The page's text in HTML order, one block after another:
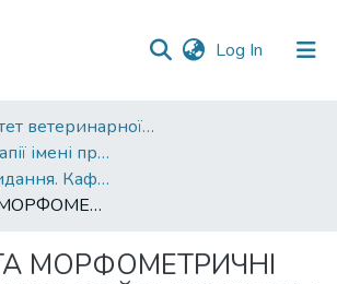
Log In (current)
Факультет ветеринарної медицини
Кафедра терапії імені професора П. І. Локеса
Друковані видання. Кафедра терапії імені професора П. І. Локеса
КЛІНІЧНІ ТА МОРФОМЕТРИЧНІ ПОКАЗНИКИ У СВІЙСЬКИХ КОТА І СОБАКИ ЗА НАЯВНОСТІ ОЖИРІННЯ, ЩО ЗУМОВЛЕНО ЦУКРОВИМ ДІАБЕТОМ
МОРФОМЕТРИЧНІ